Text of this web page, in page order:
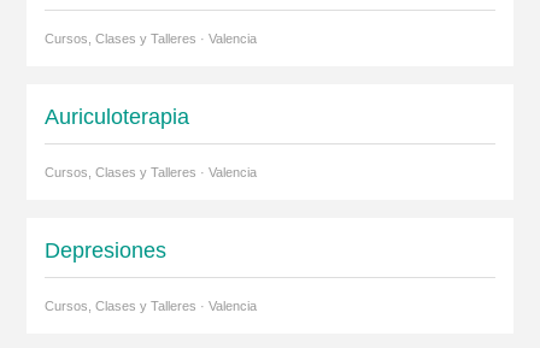
Cursos, Clases y Talleres · Valencia
Auriculoterapia
Cursos, Clases y Talleres · Valencia
Depresiones
Cursos, Clases y Talleres · Valencia